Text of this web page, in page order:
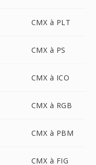
CMX à PLT
CMX à PS
CMX à ICO
CMX à RGB
CMX à PBM
CMX à FIG